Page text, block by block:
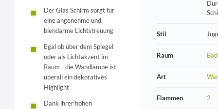
Der Glas Schirm sorgt für
eine angenehme und
blendarme Lichtstreuung
Egal ob über dem Spiegel
oder als Lichtakzent im
Raum - die Wandlampe ist
überall ein dekoratives
Highlight
Dank ihrer hohen
Stil
Raum Bad
Art
Flammen 2